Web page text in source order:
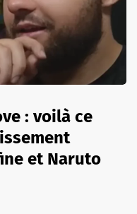
: voilà ce
et Naruto